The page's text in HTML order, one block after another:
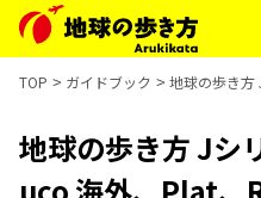
TOP ガイドブック 地球の歩き方
地球の歩き方 Jシ